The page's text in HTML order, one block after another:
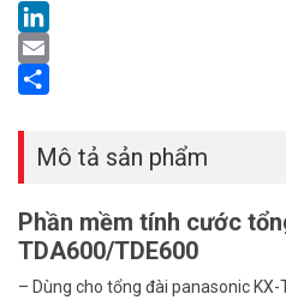
LinkedIn
Email
Mô tả sản phẩm
Phần mềm tính cước
TDA600/TDE600
– Dùng cho tổng đài panasonic KX-